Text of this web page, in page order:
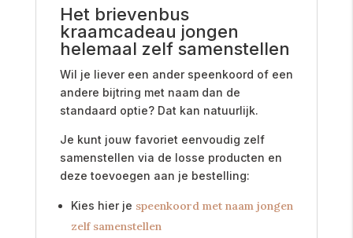
Het brievenbus
kraamcadeau jongen
helemaal zelf samenstellen
Wil je liever een ander speenkoord of een
andere bijtring met naam dan de
standaard optie? Dat kan natuurlijk.
Je kunt jouw favoriet eenvoudig zelf
samenstellen via de losse producten en
deze toevoegen aan je bestelling:
Kies hier je speenkoord met naam jongen
zelf samenstellen